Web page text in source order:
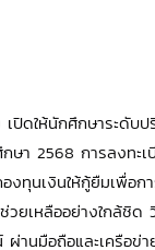
ปิดให้นักศึกษาระดับ
ษา 2568 การลงทะเ
ทุนเงินให้กู้ยืมเพื่อก
วยเหลืออย่างใกล้ชิด
ผ่านมือถือและเครือข่า